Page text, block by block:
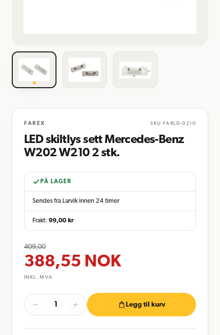
FAREX SKU FARLD-0210
LED skiltlys sett Mercedes-Benz
W202 W210 2 stk.
PÅ LAGER
Sendes fra Larvik innen 24 timer
Frakt: 99,00 kr
409,00
388,55 NOK
INKL. MVA
Legg til kurv